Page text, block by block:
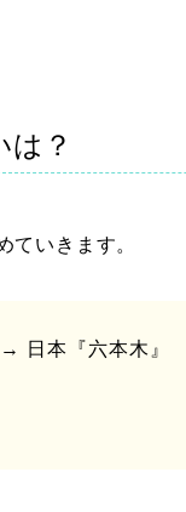
は？
ていきます。
日本『六本木』